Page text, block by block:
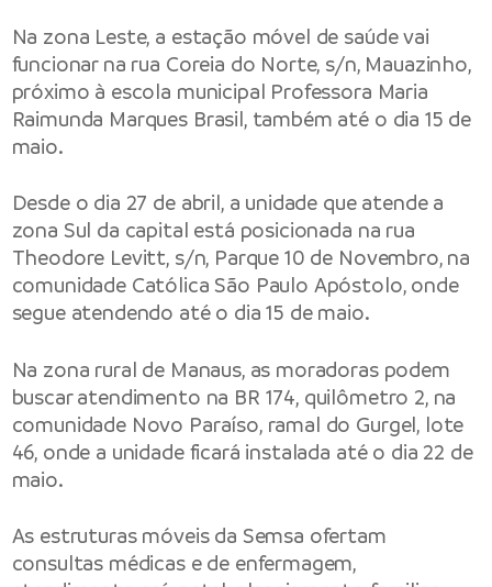
Na zona Leste, a estação móvel de saúde vai
funcionar na rua Coreia do Norte, s/n, Mauazinho,
próximo à escola municipal Professora Maria
Raimunda Marques Brasil, também até o dia 15 de
maio.
Desde o dia 27 de abril, a unidade que atende a
zona Sul da capital está posicionada na rua
Theodore Levitt, s/n, Parque 10 de Novembro, na
comunidade Católica São Paulo Apóstolo, onde
segue atendendo até o dia 15 de maio.
Na zona rural de Manaus, as moradoras podem
buscar atendimento na BR 174, quilômetro 2, na
comunidade Novo Paraíso, ramal do Gurgel, lote
46, onde a unidade ficará instalada até o dia 22 de
maio.
As estruturas móveis da Semsa ofertam
consultas médicas e de enfermagem,